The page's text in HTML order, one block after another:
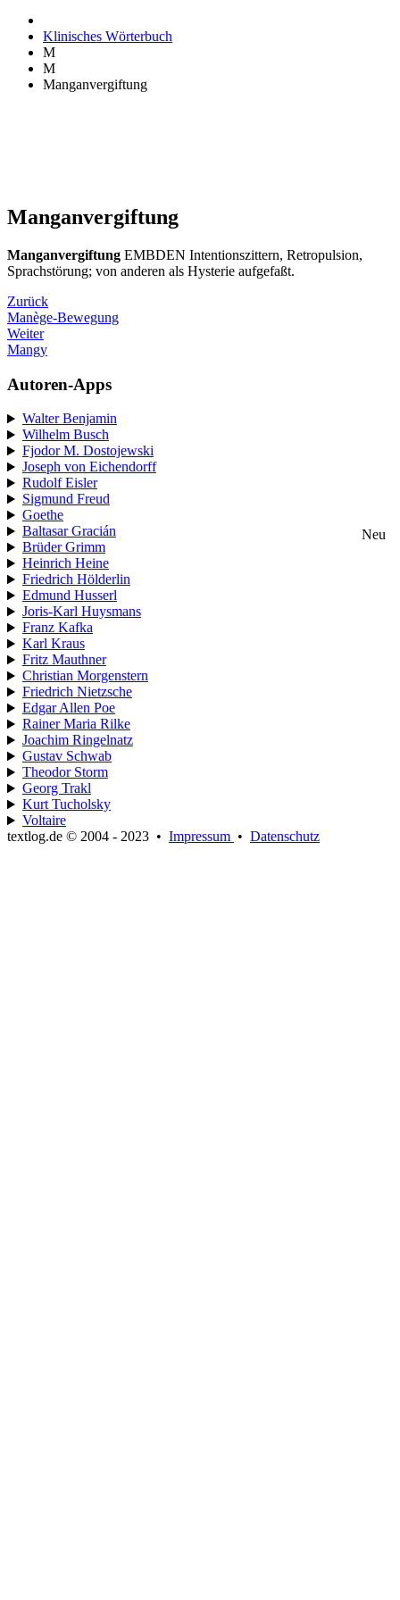
Klinisches Wörterbuch
M
M
Manganvergiftung
Manganvergiftung
Manganvergiftung EMBDEN Intentionszittern, Retropulsion,
Sprachstörung; von anderen als Hysterie aufgefaßt.
Zurück
Manège-Bewegung
Weiter
Mangy
Autoren-Apps
Walter Benjamin
Wilhelm Busch
Fjodor M. Dostojewski
Joseph von Eichendorff
Rudolf Eisler
Sigmund Freud
Goethe
Baltasar Gracián
Neu
Brüder Grimm
Heinrich Heine
Friedrich Hölderlin
Edmund Husserl
Joris-Karl Huysmans
Franz Kafka
Karl Kraus
Fritz Mauthner
Christian Morgenstern
Friedrich Nietzsche
Edgar Allen Poe
Rainer Maria Rilke
Joachim Ringelnatz
Gustav Schwab
Theodor Storm
Georg Trakl
Kurt Tucholsky
Voltaire
textlog.de © 2004 - 2023 • Impressum • Datenschutz